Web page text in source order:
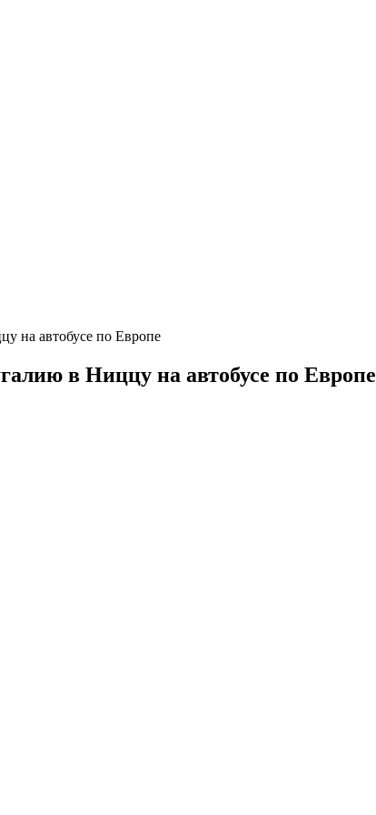
в Ниццу на автобусе по Европе